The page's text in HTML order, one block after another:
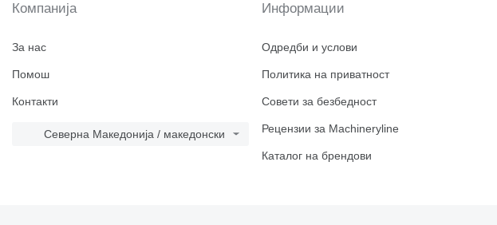
Компанија
За нас
Помош
Контакти
Северна Македонија / македонски
Информации
Одредби и услови
Политика на приватност
Совети за безбедност
Рецензии за Machineryline
Каталог на брендови